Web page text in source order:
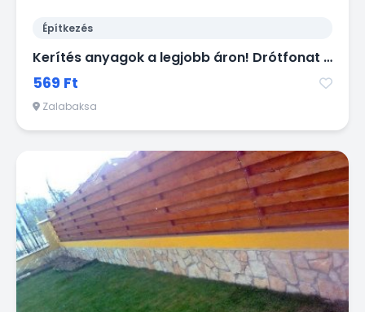
Építkezés
Kerítés anyagok a legjobb áron! Drótfonat vadháló betonoszlop kapu
569 Ft
Zalabaksa